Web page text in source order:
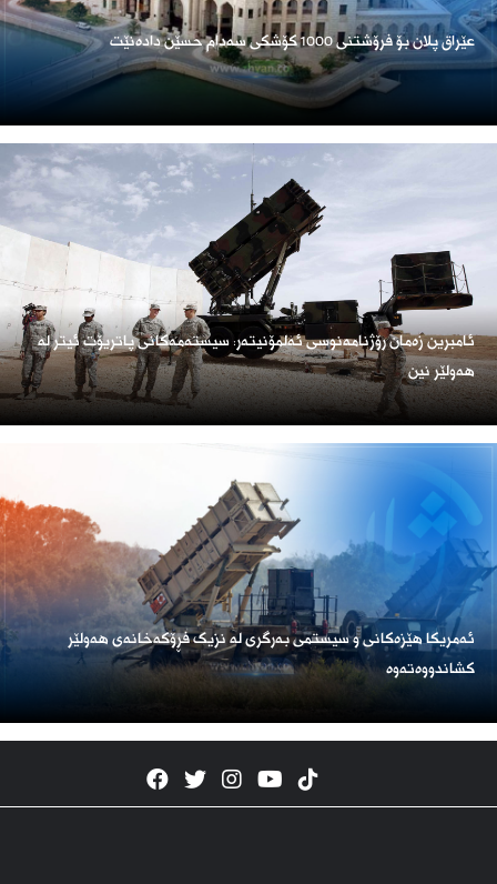
عێراق پلان بۆ فرۆشتنی 1000 کۆشکی سەدام حسێن دادەنێت
ئامبرین زەمان رۆژنامەنوسی ئەلمۆنیتەر: سیستەمەکانی پاتریۆت ئیتر لە
هەولێر نین
ئەمریكا هێزەكانی و سیستمی بەرگری لە نزیک فڕۆكەخانەی هەولێر
كشاندووەتەوە